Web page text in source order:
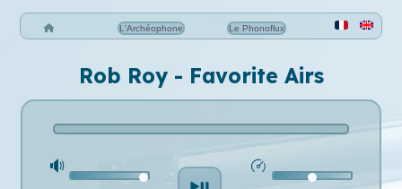
L'Archéophone Le Phonoflux
Rob Roy - Favorite Airs